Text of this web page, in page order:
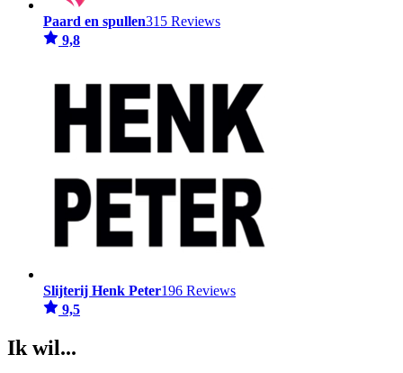
Paard en spullen315 Reviews
9,8
Slijterij Henk Peter196 Reviews
9,5
Ik wil...